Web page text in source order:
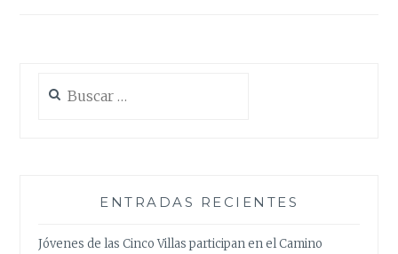
ENTRADAS RECIENTES
Jóvenes de las Cinco Villas participan en el Camino